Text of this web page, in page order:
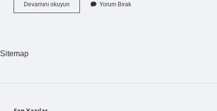
Devamını okuyun
Uğraşan
Yorum Bırak
Sitemap